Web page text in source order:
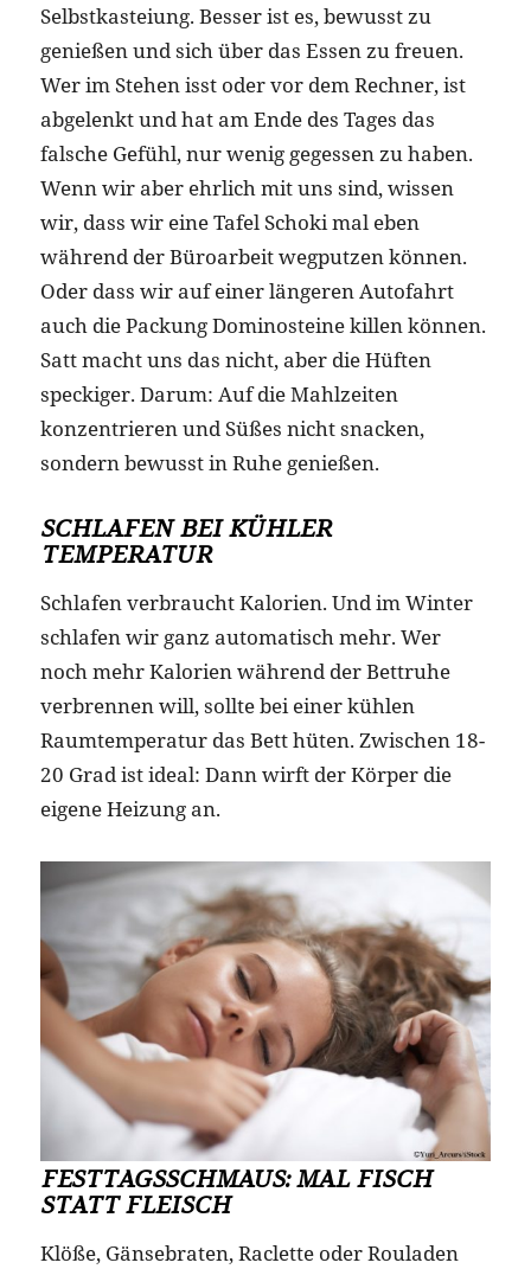
Selbstkasteiung. Besser ist es, bewusst zu
genießen und sich über das Essen zu freuen.
Wer im Stehen isst oder vor dem Rechner, ist
abgelenkt und hat am Ende des Tages das
falsche Gefühl, nur wenig gegessen zu haben.
Wenn wir aber ehrlich mit uns sind, wissen
wir, dass wir eine Tafel Schoki mal eben
während der Büroarbeit wegputzen können.
Oder dass wir auf einer längeren Autofahrt
auch die Packung Dominosteine killen können.
Satt macht uns das nicht, aber die Hüften
speckiger. Darum: Auf die Mahlzeiten
konzentrieren und Süßes nicht snacken,
sondern bewusst in Ruhe genießen.
SCHLAFEN BEI KÜHLER
TEMPERATUR
Schlafen verbraucht Kalorien. Und im Winter
schlafen wir ganz automatisch mehr. Wer
noch mehr Kalorien während der Bettruhe
verbrennen will, sollte bei einer kühlen
Raumtemperatur das Bett hüten. Zwischen 18-
20 Grad ist ideal: Dann wirft der Körper die
eigene Heizung an.
FESTTAGSSCHMAUS: MAL FISCH
STATT FLEISCH
Klöße, Gänsebraten, Raclette oder Rouladen